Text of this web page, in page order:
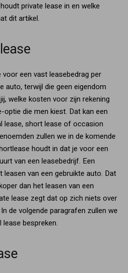
private lease in en welke
dit artikel.
een vast leasebedrag per
auto, terwijl die geen eigendom
welke kosten voor zijn rekening
optie die men kiest. Dat kan een
lease, short lease of occasion
zullen we in de komende
houdt in dat je voor een
van een leasebedrijf. Een
van een gebruikte auto. Dat
dan het leasen van een
lease zegt dat op zich niets over
de volgende paragrafen zullen we
bespreken.